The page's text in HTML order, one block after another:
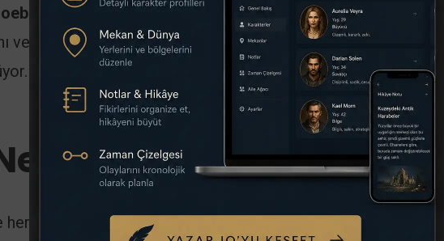
Campbell Rhaena Targaryen) ile güçleniyor. Sezon aynı
ve beklenmedik yeni ittifakların kurulacağını da vaat ediyor;
Gösteriyor?
her biri öncekinden daha yüksek bir gerilim yarattı. Final